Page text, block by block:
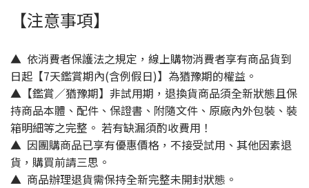
【注意事項】
▲ 依消費者保護法之規定，線上購物消費者享有商品貨到
日起【7天鑑賞期內(含例假日)】為猶豫期的權益。
▲【鑑賞／猶豫期】非試用期，退換貨商品須全新狀態且保
持商品本體、配件、保證書、附隨文件、原廠內外包裝、裝
箱明細等之完整。 若有缺漏須酌收費用！
▲ 因團購商品已享有優惠價格，不接受試用、其他因素退
貨，購買前請三思。
▲ 商品辦理退貨需保持全新完整未開封狀態。